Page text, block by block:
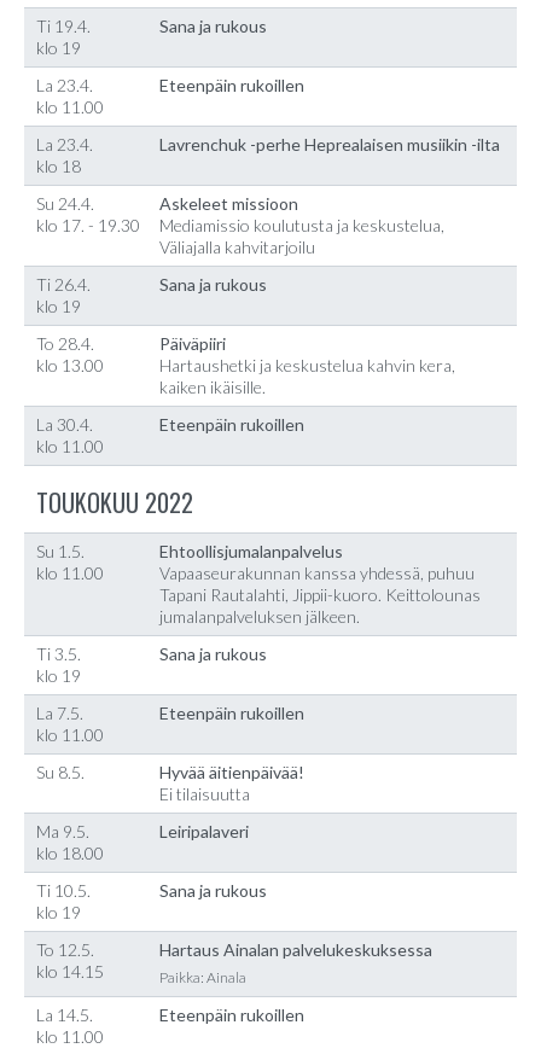
Ti 19.4.
klo 19
Sana ja rukous
La 23.4.
klo 11.00
Eteenpäin rukoillen
La 23.4.
klo 18
Lavrenchuk -perhe Heprealaisen musiikin -ilta
Su 24.4.
klo 17. - 19.30
Askeleet missioon
Mediamissio koulutusta ja keskustelua,
Väliajalla kahvitarjoilu
Ti 26.4.
klo 19
Sana ja rukous
To 28.4.
klo 13.00
Päiväpiiri
Hartaushetki ja keskustelua kahvin kera,
kaiken ikäisille.
La 30.4.
klo 11.00
Eteenpäin rukoillen
TOUKOKUU 2022
Su 1.5.
klo 11.00
Ehtoollisjumalanpalvelus
Vapaaseurakunnan kanssa yhdessä, puhuu
Tapani Rautalahti, Jippii-kuoro. Keittolounas
jumalanpalveluksen jälkeen.
Ti 3.5.
klo 19
Sana ja rukous
La 7.5.
klo 11.00
Eteenpäin rukoillen
Su 8.5.
Hyvää äitienpäivää!
Ei tilaisuutta
Ma 9.5.
klo 18.00
Leiripalaveri
Ti 10.5.
klo 19
Sana ja rukous
To 12.5.
klo 14.15
Hartaus Ainalan palvelukeskuksessa
Paikka: Ainala
La 14.5.
klo 11.00
Eteenpäin rukoillen